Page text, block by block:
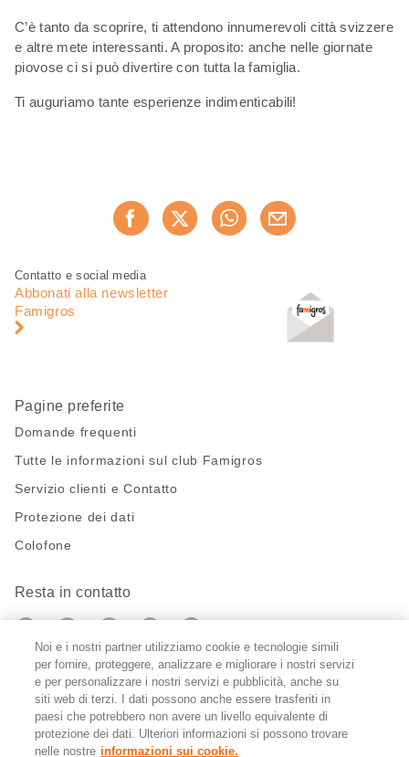
C’è tanto da scoprire, ti attendono innumerevoli città svizzere
e altre mete interessanti. A proposito: anche nelle giornate
piovose ci si può divertire con tutta la famiglia.
Ti auguriamo tante esperienze indimenticabili!
Consiglia ora
Piè
pagina
Navigazione
pagina
Contatto e social media
Abbonati alla newsletter
Famigros
Pagine preferite
Domande frequenti
Tutte le informazioni sul club Famigros
Servizio clienti e Contatto
Protezione dei dati
Colofone
Resta in contatto
https://twitter.com/migros?
https://www.youtube.com/user/
PinterestInstagram
Impostazioni cookie
FR IT
Noi e i nostri partner utilizziamo cookie e tecnologie simili
per fornire, proteggere, analizzare e migliorare i nostri servizi
e per personalizzare i nostri servizi e pubblicità, anche su
siti web di terzi. I dati possono anche essere trasferiti in
paesi che potrebbero non avere un livello equivalente di
protezione dei dati. Ulteriori informazioni si possono trovare
nelle nostre informazioni sui cookie.